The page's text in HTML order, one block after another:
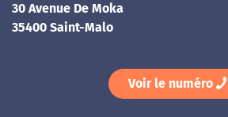
30 Avenue De Moka
35400 Saint-Malo
Voir le numéro